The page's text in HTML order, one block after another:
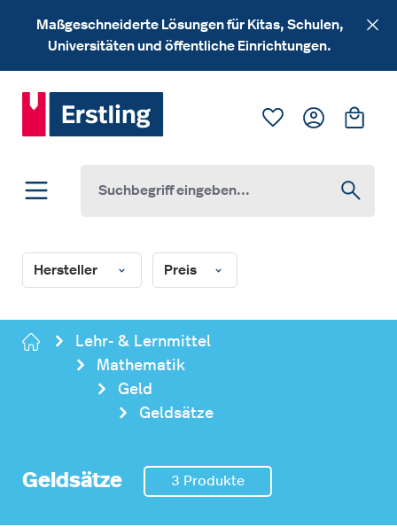
Zum Hauptinhalt springen
Maßgeschneiderte Lösungen für Kitas, Schulen,
Universitäten und öffentliche Einrichtungen.
Du hast 0
Hersteller Preis
Lehr- & Lernmittel
Mathematik
Geld
Geldsätze
Geldsätze 3 Produkte